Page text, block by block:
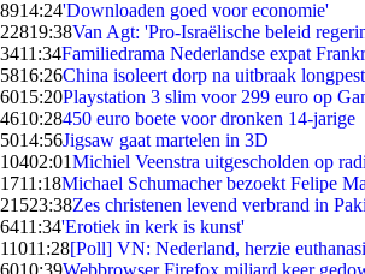
8914:24'Downloaden goed voor economie'
22819:38Van Agt: 'Pro-Israëlische beleid
3411:34Familiedrama Nederlandse expat
5816:26China isoleert dorp na uitbraak longpest
6015:20Playstation 3 slim voor 299 euro op
4610:28450 euro boete voor dronken 14-jarige
5014:56Jigsaw gaat martelen in 3D
10402:01Michiel Veenstra uitgescholden op
1711:18Michael Schumacher bezoekt Felipe
21523:38Zes christenen levend verbrand in
6411:34'Erotiek in kerk is kunst'
11011:28[Poll] VN: Nederland, herzie
6010:39Webbrowser Firefox miljard keer